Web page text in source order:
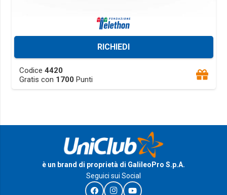
RICHIEDI
This
product
has
Codice 4420
Gratis con 1700 Punti
è un brand di proprietà di GalileoPro S.p.A.
Seguici sui Social